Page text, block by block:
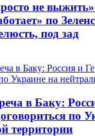
не
по
под зад
в Баку:
по
территории